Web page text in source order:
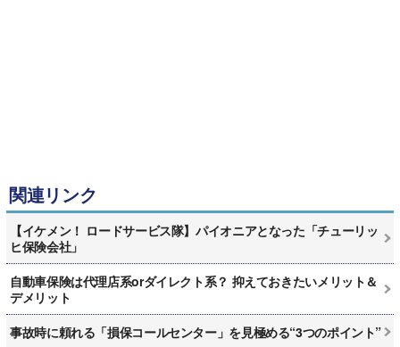
関連リンク
【イケメン！ ロードサービス隊】パイオニアとなった「チューリッ
ヒ保険会社」
自動車保険は代理店系orダイレクト系？ 抑えておきたいメリット＆
デメリット
事故時に頼れる「損保コールセンター」を見極める“3つのポイント”